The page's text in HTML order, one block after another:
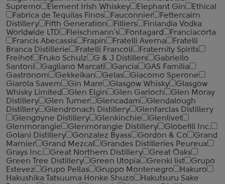
Supremo
Element Irish Whiskey Elephant Gin
Ethical
Fabrica de Tequilas Finos
Fauconnier
Fettercairn
Distillery
Fifth Generation Filliers
Finlandia Vodka
Worldwide LTD
Fleischmann's Fontagard
Franciacorta
Francis Abecassis
Frapin Fratelli Averna
Fratelli
Branca Distillerie
Fratelli ‎Francoli
Fraternity Spirits
Freihof
Fruko Schulz G & J Distillers
Gabriello
Santoni
Gagliano Marcati Gancia
GAS Familia
Gastronom
Gekkeikan Gelas
Giacomo Sperone
Giarola Savem
Gin Mare Glasgow Whisky
Glasgow
Whisky Limited
Glen Elgin Glen Garioch
Glen Moray
Distillery
Glen Turner Glencadam
Glendalough
Distillery
Glendronach Distillery
Glenfarclas Distillery
Glengoyne Distillery
Glenkinchie
Glenlivet
Glenmorangie
Glenmorangie Distillery
Globefill Inc.
Golani Distillery
Gonzalez Byass Gordon & Co
Grand
Marnier
Grand Mezcal
Grandes Distilleries Peureux
Grays Inc.
Great Northern Distillery
Great Oaks
Green Tree Distillery
Green Utopia Grenki list
Grupo
Estevez
Grupo Pellas Gruppo Montenegro
Hakuro
Hakushika Tatsuuma Honke Shuzo
Hakutsuru Sake